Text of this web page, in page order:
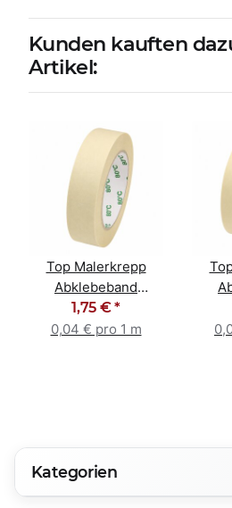
Kunden kauften
Artikel:
Top Malerkrepp
Abklebeband
Kreppband
Malerband 30mm x
1,75 €*
0,04 € pro 1 m
Kategorien